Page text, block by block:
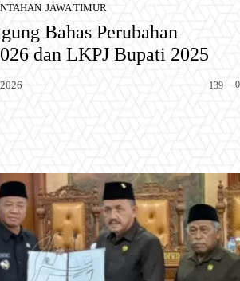
JAWA TIMUR
Bahas Perubahan
dan LKPJ Bupati 2025
0
139